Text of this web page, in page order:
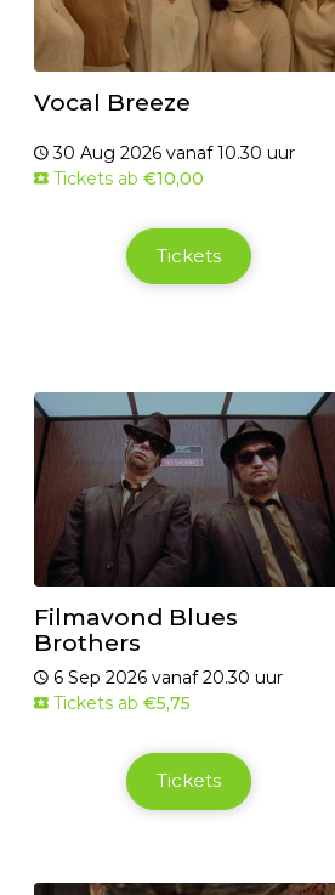
Vocal Breeze
30 Aug 2026 vanaf 10.30 uur
Tickets ab €10,00
Tickets
Filmavond Blues
Brothers
6 Sep 2026 vanaf 20.30 uur
Tickets ab €5,75
Tickets